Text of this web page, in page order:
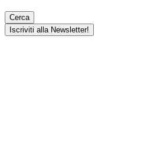
Cerca
Iscriviti alla Newsletter!